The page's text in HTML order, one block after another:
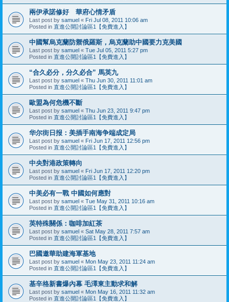
兩伊承諾修好 華府心情矛盾
Last post by samuel « Fri Jul 08, 2011 10:06 am
Posted in 直進公開討論區1【免費進入】
中國幫烏克蘭防禦俄羅斯，烏克蘭助中國要力克美國
Last post by samuel « Tue Jul 05, 2011 5:27 pm
Posted in 直進公開討論區1【免費進入】
“合久必分，分久必合” 馬英九
Last post by samuel « Thu Jun 30, 2011 11:01 am
Posted in 直進公開討論區1【免費進入】
歐盟為何危機不斷
Last post by samuel « Thu Jun 23, 2011 9:47 pm
Posted in 直進公開討論區1【免費進入】
华尔街日报：美插手南海争端成定局
Last post by samuel « Fri Jun 17, 2011 12:56 pm
Posted in 直進公開討論區1【免費進入】
中央對港政策轉向
Last post by samuel « Fri Jun 17, 2011 12:20 pm
Posted in 直進公開討論區1【免費進入】
中美必有一戰 中國如何應對
Last post by samuel « Tue May 31, 2011 10:16 am
Posted in 直進公開討論區1【免費進入】
英特殊關係：咖啡加紅茶
Last post by samuel « Sat May 28, 2011 7:57 am
Posted in 直進公開討論區1【免費進入】
巴國邀華助建海軍基地
Last post by samuel « Mon May 23, 2011 11:24 am
Posted in 直進公開討論區1【免費進入】
基辛格新書爆內幕 毛澤東主動求和解
Last post by samuel « Mon May 16, 2011 11:32 am
Posted in 直進公開討論區1【免費進入】